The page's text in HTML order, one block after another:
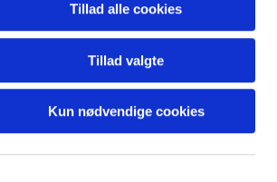
Tillad alle cookies
Tillad valgte
Kun nødvendige cookies